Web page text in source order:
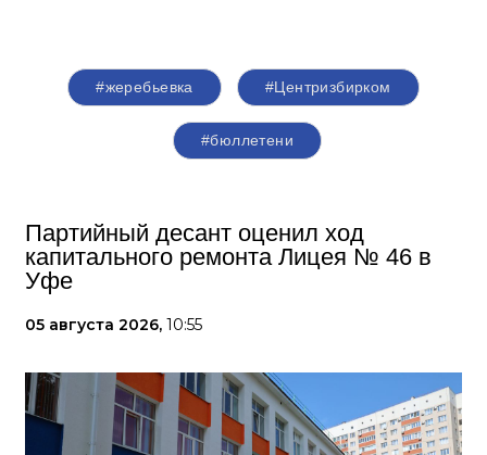
#жеребьевка #Центризбирком
#бюллетени
Партийный десант оценил ход
капитального ремонта Лицея № 46 в
Уфе
05 августа 2026, 10:55